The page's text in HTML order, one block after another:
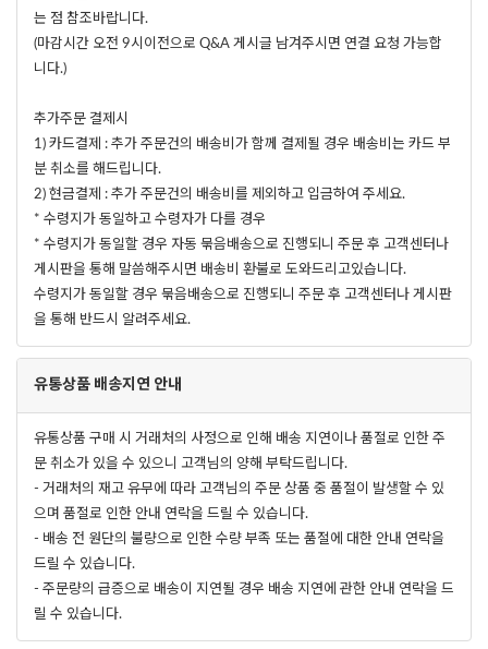
는 점 참조바랍니다.
(마감시간 오전 9시이전으로 Q&A 게시글 남겨주시면 연결 요청 가능합
니다.)
추가주문 결제시
1) 카드결제 : 추가 주문건의 배송비가 함께 결제될 경우 배송비는 카드 부
분 취소를 해드립니다.
2) 현금결제 : 추가 주문건의 배송비를 제외하고 입금하여 주세요.
* 수령지가 동일하고 수령자가 다를 경우
* 수령지가 동일할 경우 자동 묶음배송으로 진행되니 주문 후 고객센터나
게시판을 통해 말씀해주시면 배송비 환불로 도와드리고있습니다.
수령지가 동일할 경우 묶음배송으로 진행되니 주문 후 고객센터나 게시판
을 통해 반드시 알려주세요.
유통상품 배송지연 안내
유통상품 구매 시 거래처의 사정으로 인해 배송 지연이나 품절로 인한 주
문 취소가 있을 수 있으니 고객님의 양해 부탁드립니다.
- 거래처의 재고 유무에 따라 고객님의 주문 상품 중 품절이 발생할 수 있
으며 품절로 인한 안내 연락을 드릴 수 있습니다.
- 배송 전 원단의 불량으로 인한 수량 부족 또는 품절에 대한 안내 연락을
드릴 수 있습니다.
- 주문량의 급증으로 배송이 지연될 경우 배송 지연에 관한 안내 연락을 드
릴 수 있습니다.